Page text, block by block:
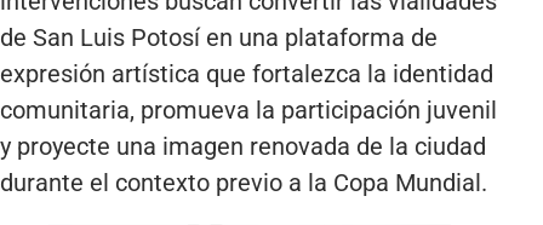
de San Luis Potosí en una plataforma de
expresión artística que fortalezca la identidad
comunitaria, promueva la participación juvenil
y proyecte una imagen renovada de la ciudad
durante el contexto previo a la Copa Mundial.